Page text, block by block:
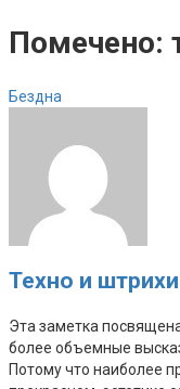
Помечено:
Бездна
Техно и
Эта заметка
более объемные
Потому что наиболее